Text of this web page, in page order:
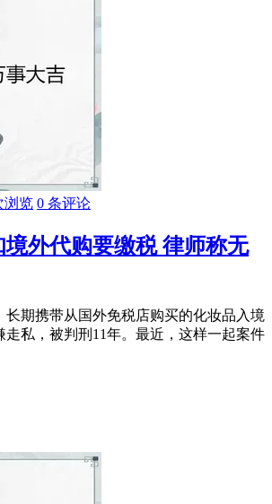
浏览 0 条评论
境外代购要缴税 律师称无
长期携带从国外免税店购买的化妆品入境
走私，被判刑11年。最近，这样一起案件